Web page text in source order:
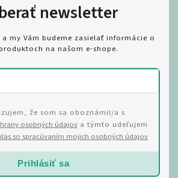
newsletter
my Vám budeme zasielať informácie o
na našom e-shope.
že som sa oboznámil/a s
osobných údajova týmto udeľujem
so spracúvaním mojich osobných údajov
Prihlásiť sa